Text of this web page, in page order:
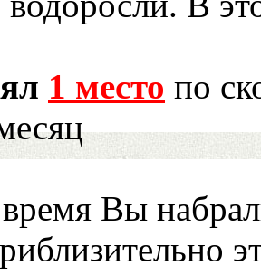
1 место по
время Вы